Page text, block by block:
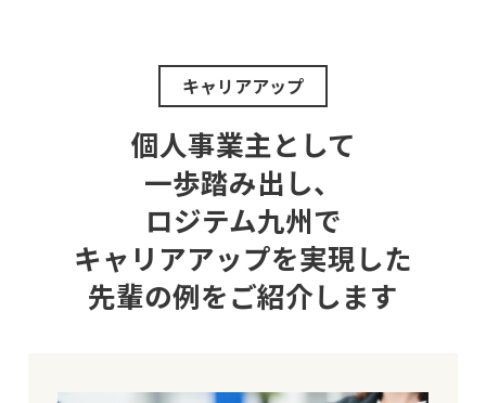
キャリアアップ
個人事業主として
一歩踏み出し、
ロジテム九州で
キャリアアップを実現した
先輩の例をご紹介します